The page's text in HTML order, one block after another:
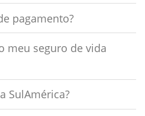
pagamento?
meu seguro de vida
SulAmérica?